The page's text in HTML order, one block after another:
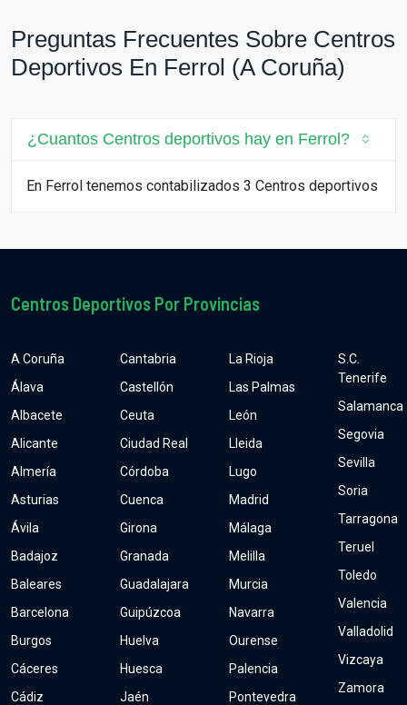
Preguntas Frecuentes Sobre Centros
Deportivos En Ferrol (A Coruña)
¿Cuantos Centros deportivos hay en Ferrol?
En Ferrol tenemos contabilizados 3 Centros deportivos
Centros Deportivos Por Provincias
A Coruña
Álava
Albacete
Alicante
Almería
Asturias
Ávila
Badajoz
Baleares
Barcelona
Burgos
Cáceres
Cádiz
Cantabria
Castellón
Ceuta
Ciudad Real
Córdoba
Cuenca
Girona
Granada
Guadalajara
Guipúzcoa
Huelva
Huesca
Jaén
La Rioja
Las Palmas
León
Lleida
Lugo
Madrid
Málaga
Melilla
Murcia
Navarra
Ourense
Palencia
Pontevedra
S.C.
Tenerife
Salamanca
Segovia
Sevilla
Soria
Tarragona
Teruel
Toledo
Valencia
Valladolid
Vizcaya
Zamora